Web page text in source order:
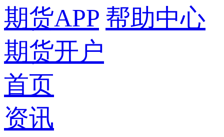
期货APP 帮助中心
期货开户
首页
资讯